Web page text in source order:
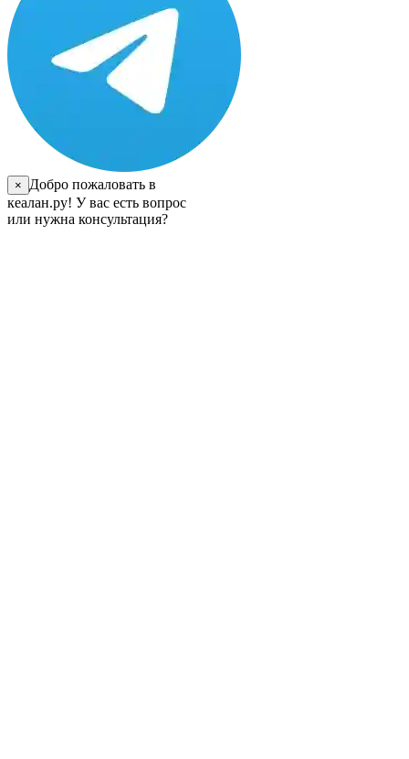
×
Добро пожаловать в
кеалан.ру! У вас есть вопрос
или нужна консультация?